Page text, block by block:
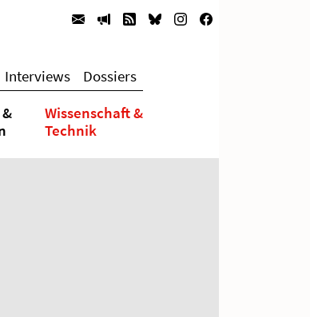
Interviews
Dossiers
Wissenschaft &
Technik